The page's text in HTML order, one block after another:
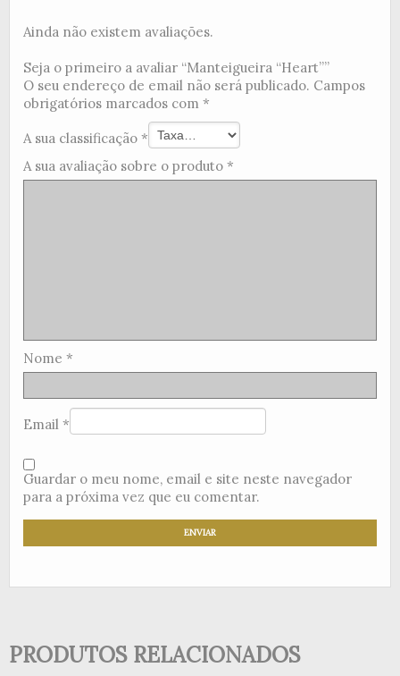
Ainda não existem avaliações.
Seja o primeiro a avaliar “Manteigueira “Heart””
O seu endereço de email não será publicado. Campos
obrigatórios marcados com *
A sua classificação *
A sua avaliação sobre o produto *
Nome *
Email *
Guardar o meu nome, email e site neste navegador
para a próxima vez que eu comentar.
PRODUTOS RELACIONADOS